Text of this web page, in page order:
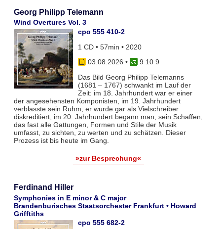
Georg Philipp Telemann
Wind Overtures Vol. 3
cpo 555 410-2
1 CD • 57min • 2020
03.08.2026 •
9 10 9
Das Bild Georg Philipp Telemanns
(1681 – 1767) schwankt im Lauf der
Zeit: im 18. Jahrhundert war er einer
der angesehensten Komponisten, im 19. Jahrhundert
verblasste sein Ruhm, er wurde gar als Vielschreiber
diskreditiert, im 20. Jahrhundert begann man, sein Schaffen,
das fast alle Gattungen, Formen und Stile der Musik
umfasst, zu sichten, zu werten und zu schätzen. Dieser
Prozess ist bis heute im Gang.
»zur Besprechung«
Ferdinand Hiller
Symphonies in E minor & C major
Brandenburisches Staatsorchester Frankfurt • Howard
Grifftiths
cpo 555 682-2